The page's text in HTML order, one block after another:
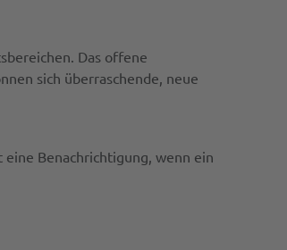
Das offene
sich überraschende, neue
Benachrichtigung, wenn ein